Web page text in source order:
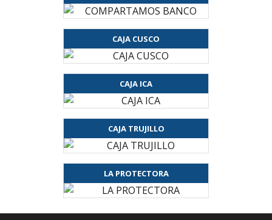
CAJA CUSCO
CAJA ICA
CAJA TRUJILLO
LA PROTECTORA